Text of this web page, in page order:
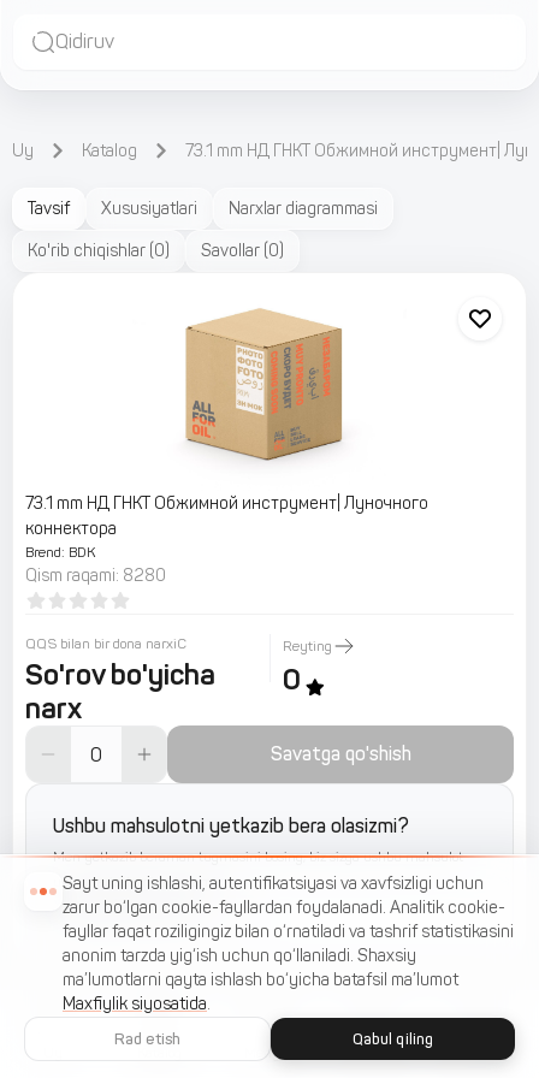
Qidiruv
Uy Katalog 73.1 mm НД ГНКТ Обжимной инструмент|
Tavsif Xususiyatlari Narxlar diagrammasi
Ko'rib chiqishlar (0) Savollar (0)
73.1 mm НД ГНКТ Обжимной инструмент| Луночного
коннектора
Brend: BDK
Qism raqami: 8280
QQS bilan bir dona narxiС
So'rov bo'yicha
narx
Reyting
0
Savatga qo'shish
Ushbu mahsulotni yetkazib bera olasizmi?
Men yetkazib beraman tugmasini bosing, biz sizga ushbu mahsulot
uchun arizalarni yuboramiz
Yetkazib beraman
Menyu Sevimlilar
Sayt uning ishlashi, autentifikatsiyasi va xavfsizligi uchun
zarur bo‘lgan cookie-fayllardan foydalanadi. Analitik cookie-
fayllar faqat roziligingiz bilan o‘rnatiladi va tashrif statistikasini
anonim tarzda yig‘ish uchun qo‘llaniladi. Shaxsiy
ma’lumotlarni qayta ishlash bo‘yicha batafsil ma’lumot
Maxfiylik siyosatida.
Rad etish Qabul qiling